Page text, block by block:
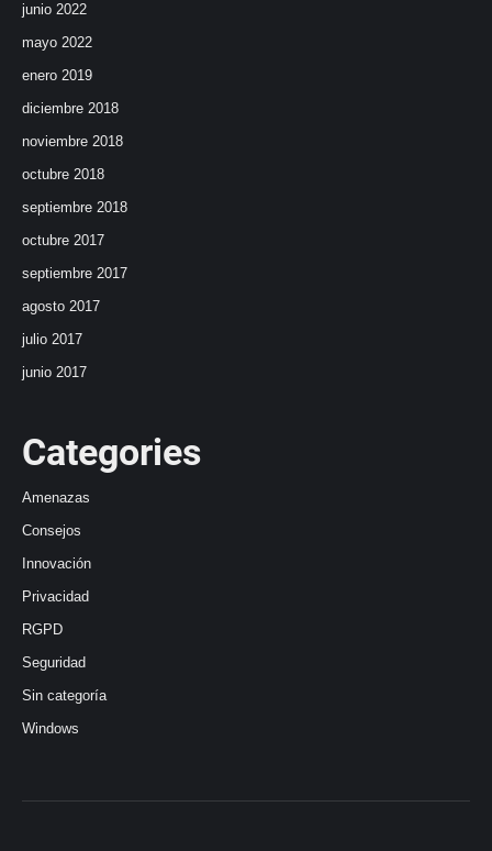
junio 2022
mayo 2022
enero 2019
diciembre 2018
noviembre 2018
octubre 2018
septiembre 2018
octubre 2017
septiembre 2017
agosto 2017
julio 2017
junio 2017
Categories
Amenazas
Consejos
Innovación
Privacidad
RGPD
Seguridad
Sin categoría
Windows